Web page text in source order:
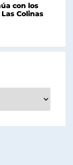
con los
Colinas